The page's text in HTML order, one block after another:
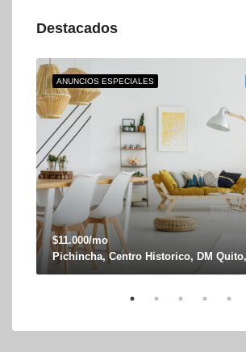
Destacados
ANUNCIOS ESPECIALES
$11.000/mo